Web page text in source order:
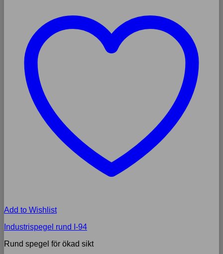
Add to Wishlist
Industrispegel rund I-94
Rund spegel för ökad sikt